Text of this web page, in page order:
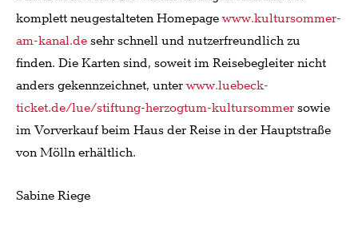
komplett neugestalteten Homepagewww.kultursommer-
am-kanal.desehr schnell und nutzerfreundlich zu
finden. Die Karten sind, soweit im Reisebegleiter nicht
anders gekennzeichnet, unterwww.luebeck-
ticket.de/lue/stiftung-herzogtum-kultursommersowie
im Vorverkauf beim Haus der Reise in der Hauptstraße
von Mölln erhältlich.
Sabine Riege